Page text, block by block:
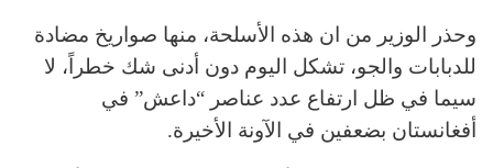
وحذر الوزير من ان هذه الأسلحة، منها صواريخ مضادة
للدبابات والجو، تشكل اليوم دون أدنى شك خطراً، لا
سيما في ظل ارتفاع عدد عناصر “داعش” في
أفغانستان بضعفين في الآونة الأخيرة.